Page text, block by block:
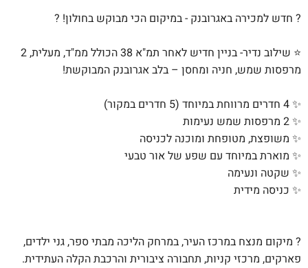
? חדש למכירה באגרובנק - במיקום הכי מבוקש בחולון! ?
⭐ שילוב נדיר- בניין חדיש לאחר תמ"א 38 הכולל ממ"ד, מעלית, 2
מרפסות שמש, חניה ומחסן – בלב אגרובנק המבוקשת!
✨ 4 חדרים מרווחת במיוחד (5 חדרים במקור)
✨ 2 מרפסות שמש נעימות
✨ משופצת, מטופחת ומוכנה לכניסה
✨ מוארת במיוחד עם שפע של אור טבעי
✨ שקטה ונעימה
✨ כניסה מידית
? מיקום מנצח במרכז העיר, במרחק הליכה מבתי ספר, גני ילדים,
פארקים, מרכזי קניות, תחבורה ציבורית והרכבת הקלה העתידית.